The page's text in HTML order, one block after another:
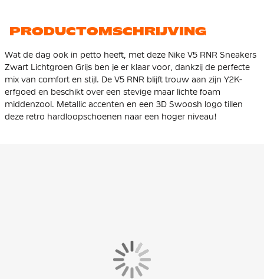
PRODUCTOMSCHRIJVING
Wat de dag ook in petto heeft, met deze Nike V5 RNR Sneakers
Zwart Lichtgroen Grijs ben je er klaar voor, dankzij de perfecte
mix van comfort en stijl. De V5 RNR blijft trouw aan zijn Y2K-
erfgoed en beschikt over een stevige maar lichte foam
middenzool. Metallic accenten en een 3D Swoosh logo tillen
deze retro hardloopschoenen naar een hoger niveau!